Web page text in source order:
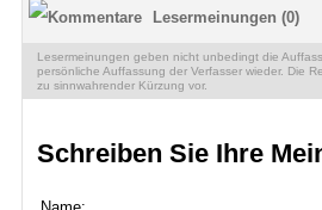
Lesermeinungen (0)
Lesermeinungen geben nicht unbedingt die
persönliche Auffassung der Verfasser wieder. Die
zu sinnwahrender Kürzung vor.
Schreiben Sie Ihre